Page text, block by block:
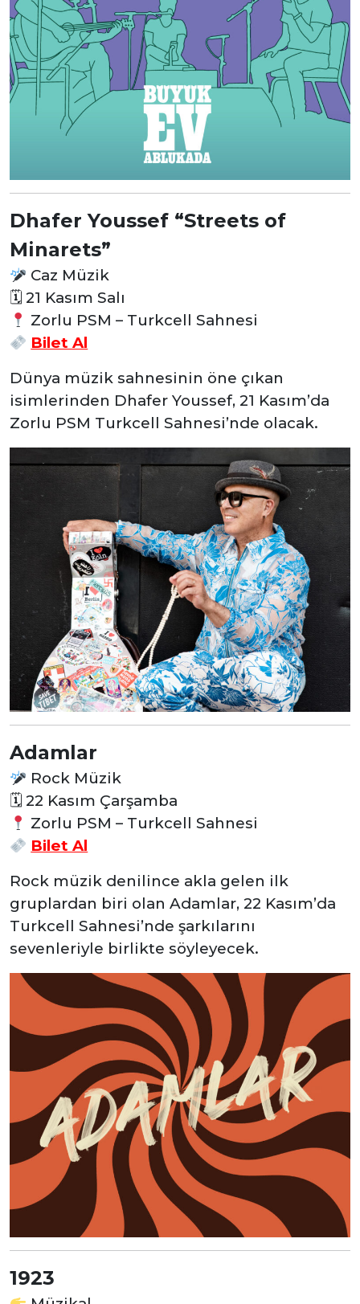
Dhafer Youssef “Streets of
Minarets”
Caz Müzik
🗓 21 Kasım Salı
Zorlu PSM – Turkcell Sahnesi
Bilet Al
Dünya müzik sahnesinin öne çıkan
isimlerinden Dhafer Youssef, 21 Kasım’da
Zorlu PSM Turkcell Sahnesi’nde olacak.
Adamlar
Rock Müzik
🗓 22 Kasım Çarşamba
Zorlu PSM – Turkcell Sahnesi
Bilet Al
Rock müzik denilince akla gelen ilk
gruplardan biri olan Adamlar, 22 Kasım’da
Turkcell Sahnesi’nde şarkılarını
sevenleriyle birlikte söyleyecek.
1923